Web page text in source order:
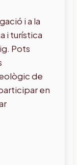
i a la
i turística
Pots
de
en